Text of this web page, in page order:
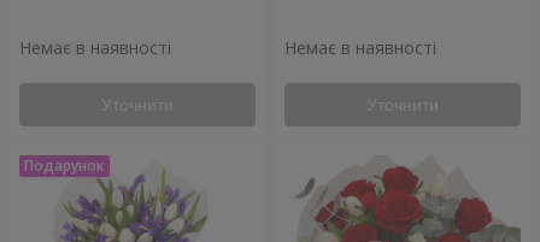
Немає в наявності
Уточнити
Немає в наявності
Уточнити